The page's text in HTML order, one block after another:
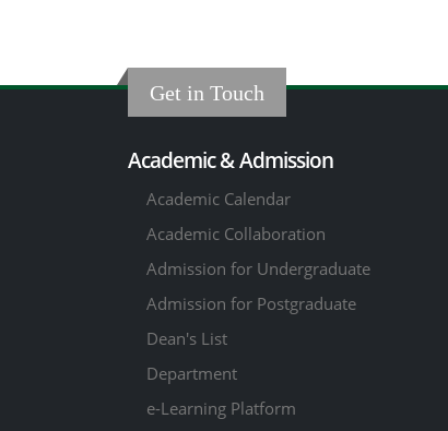
Get in Touch
Academic & Admission
Academic Calendar
Academic Collaboration
Admission for Undergraduate
Admission for Postgraduate
Dean's List
Department
e-Learning Platform